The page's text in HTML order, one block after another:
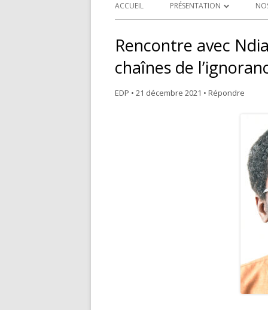
ACCUEIL PRÉSENTATION
Rencontre avec
chaînes de
EDP • 21 décembre 2021 • Répondre